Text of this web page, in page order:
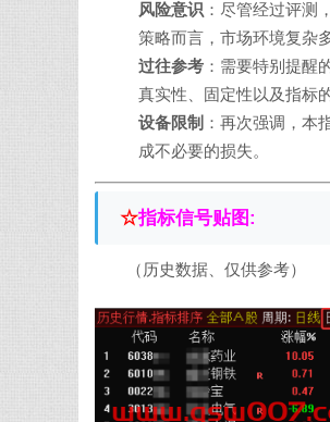
风险意识 ：尽管经过评测
策略而言，市场环境复杂
过往参考 ：需要特别提醒
真实性、固定性以及指标
设备限制 ：再次强调，本
成不必要的损失。
☆指标信号贴图:
（历史数据、仅供参考）